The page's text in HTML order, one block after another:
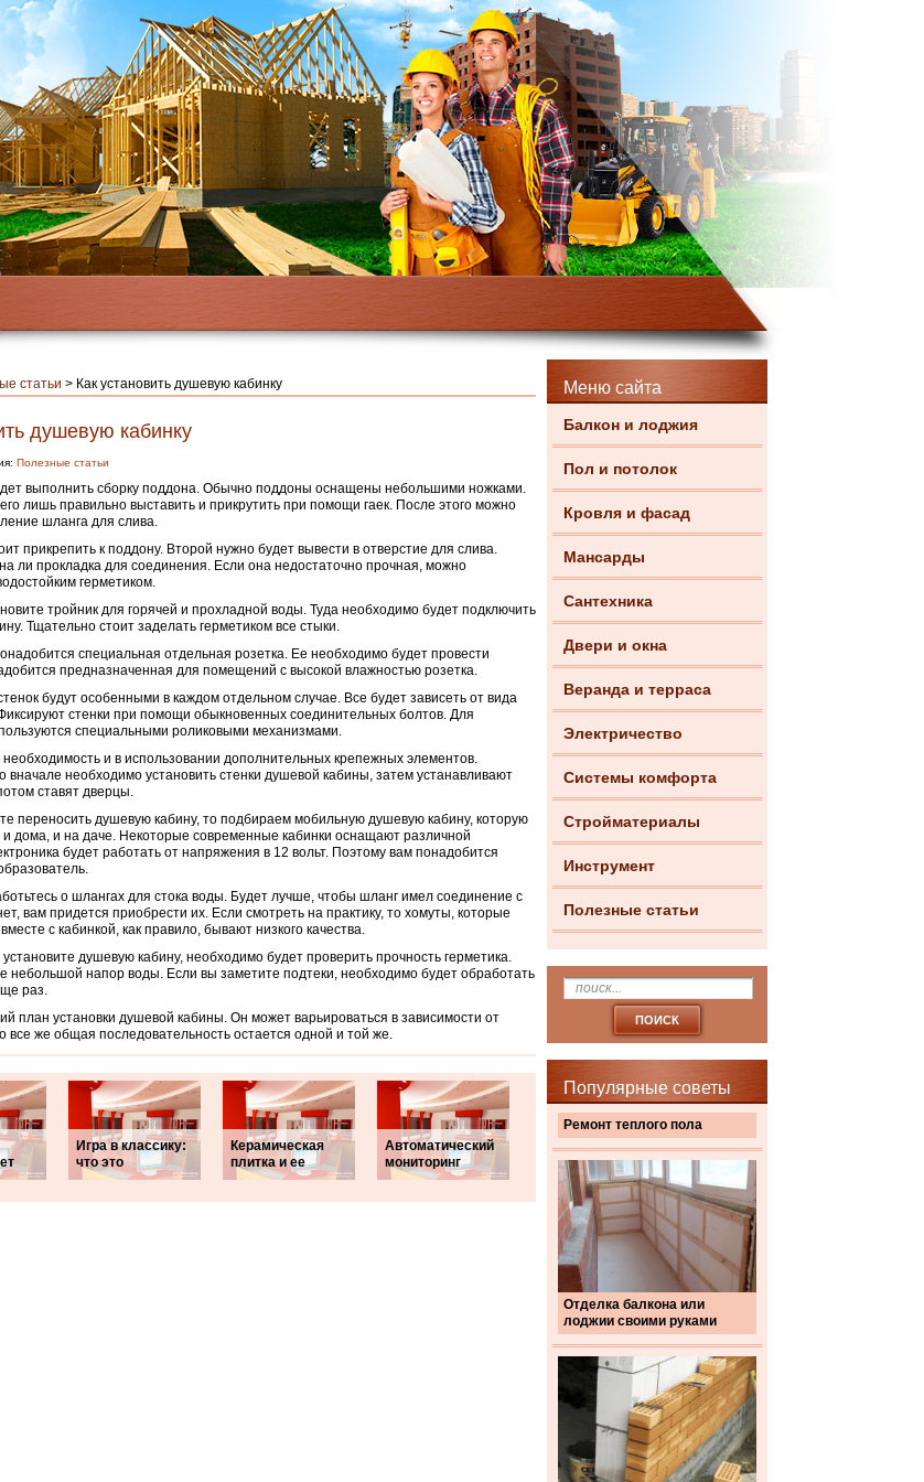
Меню сайта
Балкон и лоджия
Пол и потолок
Кровля и фасад
Мансарды
Сантехника
Двери и окна
Веранда и терраса
Электричество
Системы комфорта
Стройматериалы
Инструмент
Полезные статьи
Популярные советы
Ремонт теплого пола
Отделка балкона или
лоджии своими руками
статьи > Как установить душевую кабинку
душевую кабинку
Полезные статьи
выполнить сборку поддона. Обычно поддоны оснащены небольшими ножками.
лишь правильно выставить и прикрутить при помощи гаек. После этого можно
шланга для слива.
прикрепить к поддону. Второй нужно будет вывести в отверстие для слива.
ли прокладка для соединения. Если она недостаточно прочная, можно
герметиком.
тройник для горячей и прохладной воды. Туда необходимо будет подключить
Тщательно стоит заделать герметиком все стыки.
специальная отдельная розетка. Ее необходимо будет провести
предназначенная для помещений с высокой влажностью розетка.
будут особенными в каждом отдельном случае. Все будет зависеть от вида
стенки при помощи обыкновенных соединительных болтов. Для
пользуются специальными роликовыми механизмами.
необходимость и в использовании дополнительных крепежных элементов.
вначале необходимо установить стенки душевой кабины, затем устанавливают
ставят дверцы.
переносить душевую кабину, то подбираем мобильную душевую кабину, которую
и дома, и на даче. Некоторые современные кабинки оснащают различной
будет работать от напряжения в 12 вольт. Поэтому вам понадобится
о шлангах для стока воды. Будет лучше, чтобы шланг имел соединение с
вам придется приобрести их. Если смотреть на практику, то хомуты, которые
с кабинкой, как правило, бывают низкого качества.
установите душевую кабину, необходимо будет проверить прочность герметика.
небольшой напор воды. Если вы заметите подтеки, необходимо будет обработать
раз.
план установки душевой кабины. Он может варьироваться в зависимости от
все же общая последовательность остается одной и той же.
Игра в классику:
что это
Керамическая
плитка и ее
Автоматический
мониторинг